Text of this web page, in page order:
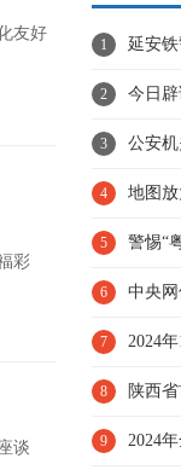
友好
彩
谈
1 延安
明祭奠活动
2 今日辟
3 公安
4 地图
苏超冠军队
5 警惕“
——今日辟
6 中央网
面情绪问题
7 2024
报1851.4万
8 陕西
安举行
9 2024